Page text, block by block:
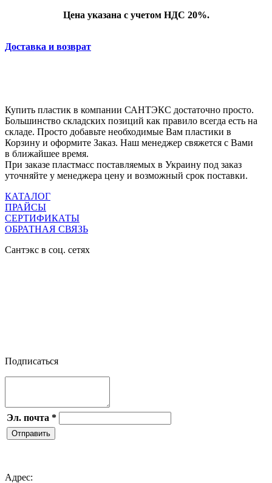
Цена указана с учетом НДС 20%.
Доставка и возврат
Купить пластик в компании САНТЭКС достаточно просто.
Большинство складских позиций как правило всегда есть на
складе. Просто добавьте необходимые Вам пластики в
Корзину и оформите Заказ. Наш менеджер свяжется с Вами
в ближайшее время.
При заказе пластмасс поставляемых в Украину под заказ
уточняйте у менеджера цену и возможный срок поставки.
КАТАЛОГ
ПРАЙСЫ
СЕРТИФИКАТЫ
ОБРАТНАЯ СВЯЗЬ
Сантэкс в соц. сетях
Подписаться
Эл. почта *
Отправить
Адрес: